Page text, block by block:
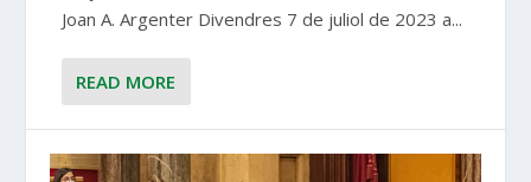
Joan A. Argenter Divendres 7 de juliol de 2023 a...
READ MORE